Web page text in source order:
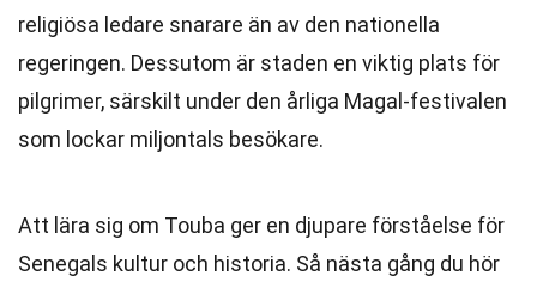
religiösa ledare snarare än av den nationella
regeringen. Dessutom är staden en viktig plats för
pilgrimer, särskilt under den årliga Magal-festivalen
som lockar miljontals besökare.
Att lära sig om Touba ger en djupare förståelse för
Senegals kultur och historia. Så nästa gång du hör